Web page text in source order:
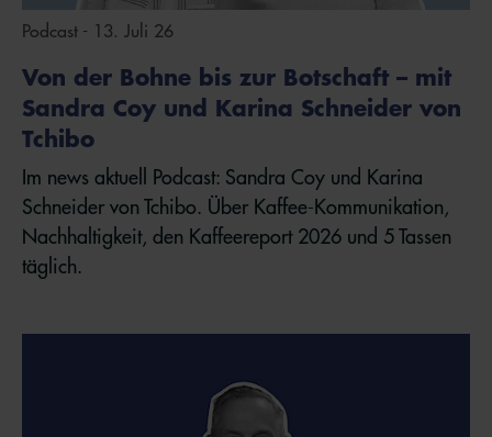
Podcast - 13. Juli 26
Von der Bohne bis zur Botschaft – mit
Sandra Coy und Karina Schneider von
Tchibo
Im news aktuell Podcast: Sandra Coy und Karina
Schneider von Tchibo. Über Kaffee-Kommunikation,
Nachhaltigkeit, den Kaffeereport 2026 und 5 Tassen
täglich.